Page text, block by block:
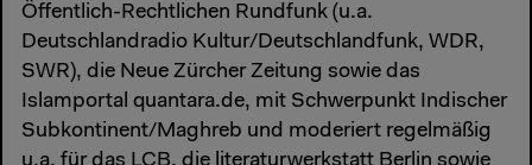
Öffentlich-Rechtlichen Rundfunk (u.a.
Deutschlandradio Kultur/Deutschlandfunk, WDR,
SWR), die Neue Zürcher Zeitung sowie das
Islamportal quantara.de, mit Schwerpunkt Indischer
Subkontinent/Maghreb und moderiert regelmäßig